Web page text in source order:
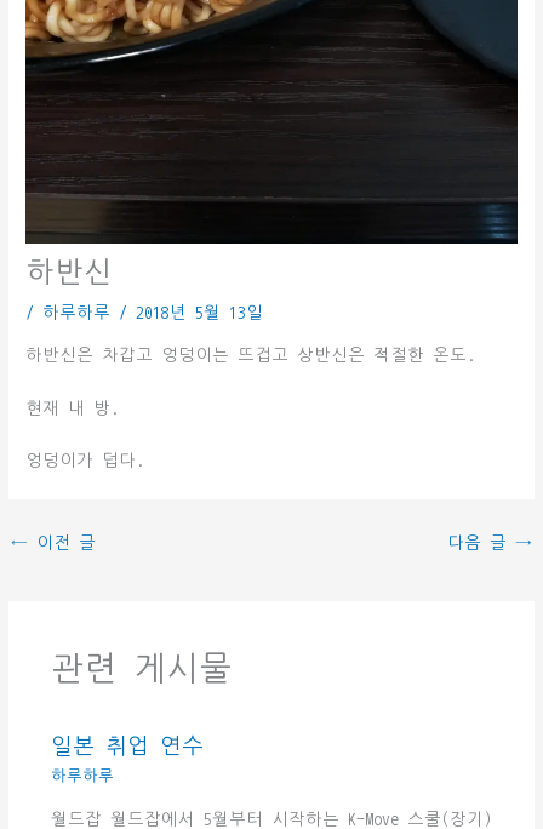
하반신
/ 하루하루 / 2018년 5월 13일
하반신은 차갑고 엉덩이는 뜨겁고 상반신은 적절한 온도.
현재 내 방.
엉덩이가 덥다.
← 이전 글 다음 글 →
관련 게시물
일본 취업 연수
하루하루
월드잡 월드잡에서 5월부터 시작하는 K-Move 스쿨(장기)